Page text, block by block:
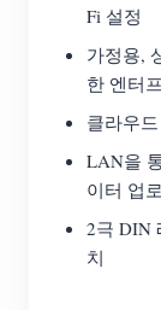
Fi 설정
가정용,
한 엔터
클라우
LAN을
이터 업
2극 DIN
치